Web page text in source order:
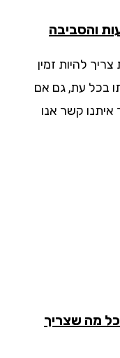
זמין
בכל עת, גם אם
קשר אנו
שצריך